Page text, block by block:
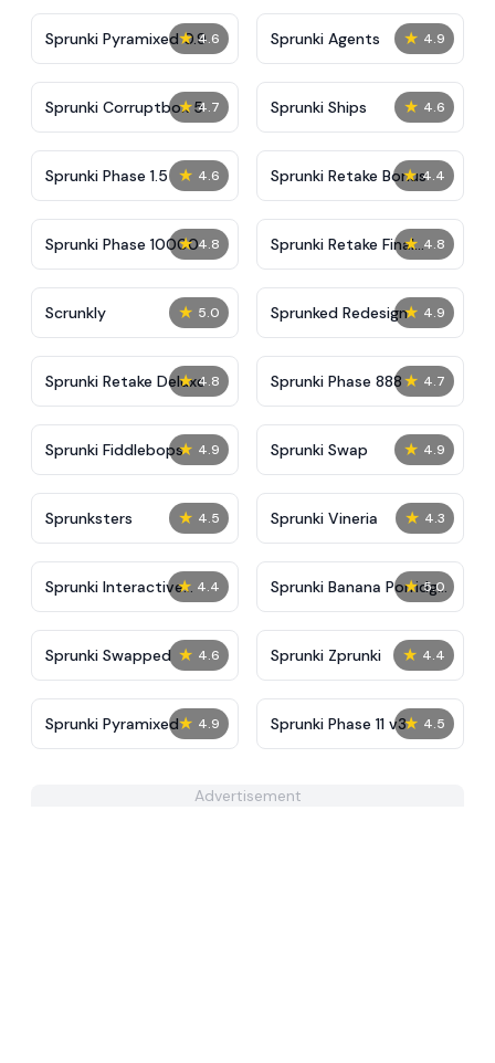
★ 4.6
Sprunki Pyramixed 0.9 ★ 4.9
Sprunki Agents
★ 4.7
Sprunki Corruptbox 5 ★ 4.6
Sprunki Ships
★ 4.6
Sprunki Phase 1.5 ★ 4.4
Sprunki Retake Bonus
★ 4.8
Sprunki Phase 10000 ★ 4.8
Sprunki Retake Final
Update
★ 5.0
Scrunkly ★ 4.9
Sprunked Redesign
★ 4.8
Sprunki Retake Deluxe ★ 4.7
Sprunki Phase 888
★ 4.9
Sprunki Fiddlebops ★ 4.9
Sprunki Swap
★ 4.5
Sprunksters ★ 4.3
Sprunki Vineria
★ 4.4
Sprunki Interactive
Tunner
★ 5.0
Sprunki Banana Porridge
Remix
★ 4.6
Sprunki Swapped ★ 4.4
Sprunki Zprunki
★ 4.9
Sprunki Pyramixed ★ 4.5
Sprunki Phase 11 v3
Advertisement